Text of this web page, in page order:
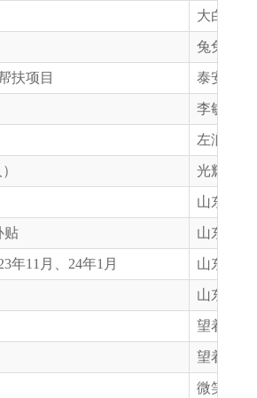
大白峪小
兔兔英语
扶项目 泰安市慈
李敏老师
左润宁同
光辉基金
山东省慈
贴 山东省慈
年11月、24年1月 山东省慈
山东省慈
望着高墙
望着高墙
微笑明天